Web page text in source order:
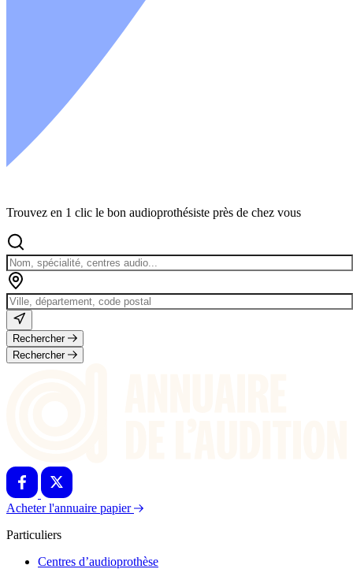
Trouvez en 1 clic le bon audioprothésiste près de chez vous
Rechercher
Rechercher
Acheter l'annuaire papier
Particuliers
Centres d’audioprothèse